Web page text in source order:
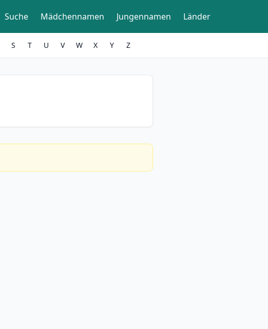
Suche Mädchennamen Jungennamen Länder
S T U V W X Y Z